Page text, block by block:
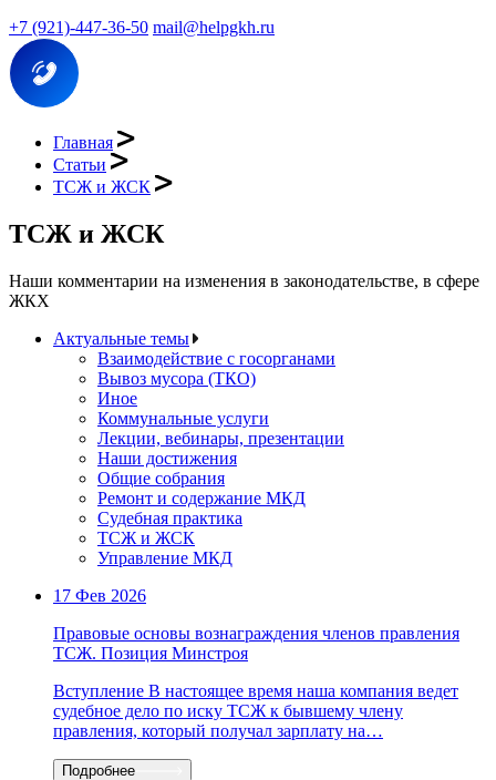
+7 (921)-447-36-50 mail@helpgkh.ru
Главная
Статьи
ТСЖ и ЖСК
ТСЖ и ЖСК
Наши комментарии на изменения в законодательстве, в сфере
ЖКХ
Актуальные темы
Взаимодействие с госорганами
Вывоз мусора (ТКО)
Иное
Коммунальные услуги
Лекции, вебинары, презентации
Наши достижения
Общие собрания
Ремонт и содержание МКД
Судебная практика
ТСЖ и ЖСК
Управление МКД
17 Фев 2026
Правовые основы вознаграждения членов правления
ТСЖ. Позиция Минстроя
Вступление В настоящее время наша компания ведет
судебное дело по иску ТСЖ к бывшему члену
правления, который получал зарплату на…
Подробнее